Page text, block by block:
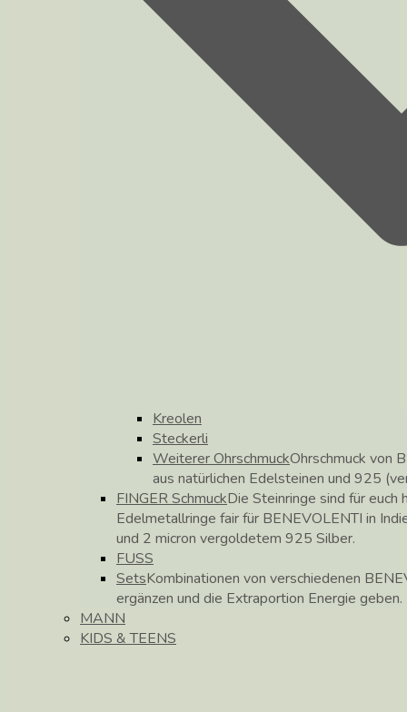
Kreolen
Steckerli
Weiterer OhrschmuckOhrschmuck von
aus natürlichen Edelsteinen und 925
FINGER SchmuckDie Steinringe sind für
Edelmetallringe fair für BENEVOLENTI in
und 2 micron vergoldetem 925 Silber.
FUSS
SetsKombinationen von verschiedenen
ergänzen und die Extraportion Energie geben.
MANN
KIDS & TEENS